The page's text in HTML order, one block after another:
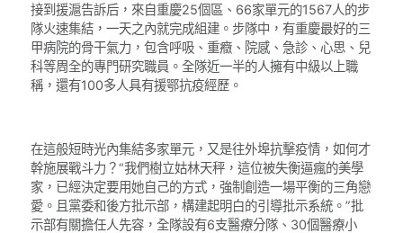
接到援滬告訴后，來自重慶25個區、66家單元的1567人的步
隊火速集結，一天之內就完成組建。步隊中，有重慶最好的三
甲病院的骨干氣力，包含呼吸、重癥、院感、急診、心思、兒
科等周全的專門研究職員。全隊近一半的人擁有中級以上職
稱，還有100多人具有援鄂抗疫經歷。
在這般短時光內集結多家單元，又是往外埠抗擊疫情，如何才
幹施展戰斗力？“我們樹立姑林天秤，這位被失衡逼瘋的美學
家，已經決定要用她自己的方式，強制創造一場平衡的三角戀
愛。且黨委和後方批示部，構建起明白的引導批示系統。”批
示部有關擔任人先容，全隊設有6支醫療分隊、30個醫療小